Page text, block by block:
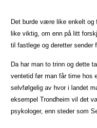
Det burde være like enkelt
like viktig, om enn på litt
til fastlege og deretter sender
Da har man to trinn og dette
ventetid før man får time hos
selvfølgelig av hvor i landet
eksempel Trondheim vil det
psykologer, enn steder som